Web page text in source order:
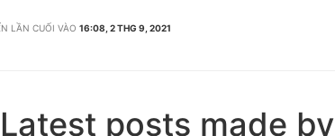
LẦN CUỐI VÀO 16:08, 2 THG 9, 2021
Latest posts made by